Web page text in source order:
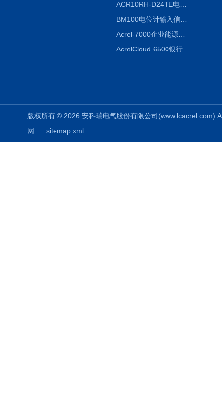
ACR10RH-D24TE电力仪表外置开口式互感器
BM100电位计输入信号隔离器
Acrel-7000企业能源管控平台
AcrelCloud-6500银行业安全用电能耗云平台
版权所有 © 2026 安科瑞电气股份有限公司
网
sitemap.xml